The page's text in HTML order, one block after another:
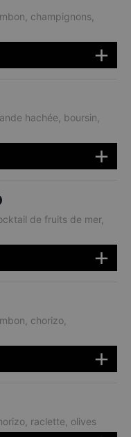
champignons,
hachée, boursin,
de fruits de mer,
chorizo,
raclette, olives